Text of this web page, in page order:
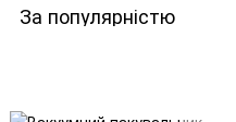
За популярністю